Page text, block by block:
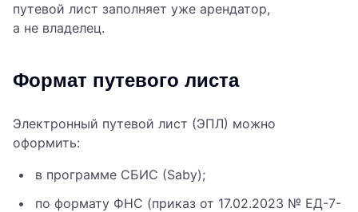
путевой лист заполняет уже арендатор,
а не владелец.
Формат путевого листа
Электронный путевой лист (ЭПЛ) можно
оформить:
в программе СБИС (Saby);
по формату ФНС (приказ от 17.02.2023 № ЕД-7-